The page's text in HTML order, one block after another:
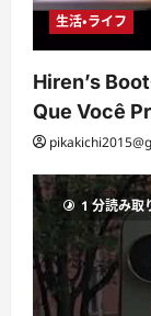
生活・ライフ
Hiren’s
Que Você
1 分読み取